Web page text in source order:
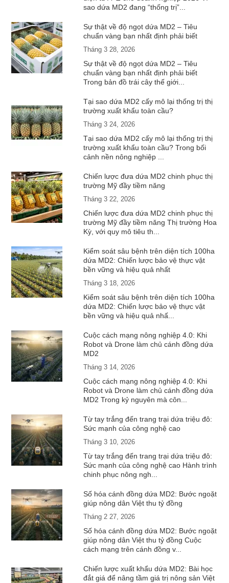
sao dứa MD2 đang “thống trị”...
Sự thật về độ ngọt dứa MD2 – Tiêu
chuẩn vàng bạn nhất định phải biết
Tháng 3 28, 2026
Sự thật về độ ngọt dứa MD2 – Tiêu
chuẩn vàng bạn nhất định phải biết
Trong bản đồ trái cây thế giới...
Tại sao dứa MD2 cấy mô lại thống trị thị
trường xuất khẩu toàn cầu?
Tháng 3 24, 2026
Tại sao dứa MD2 cấy mô lại thống trị thị
trường xuất khẩu toàn cầu? Trong bối
cảnh nền nông nghiệp ...
Chiến lược đưa dứa MD2 chinh phục thị
trường Mỹ đầy tiềm năng
Tháng 3 22, 2026
Chiến lược đưa dứa MD2 chinh phục thị
trường Mỹ đầy tiềm năng Thị trường Hoa
Kỳ, với quy mô tiêu th...
Kiểm soát sâu bệnh trên diện tích 100ha
dứa MD2: Chiến lược bảo vệ thực vật
bền vững và hiệu quả nhất
Tháng 3 18, 2026
Kiểm soát sâu bệnh trên diện tích 100ha
dứa MD2: Chiến lược bảo vệ thực vật
bền vững và hiệu quả nhấ...
Cuộc cách mạng nông nghiệp 4.0: Khi
Robot và Drone làm chủ cánh đồng dứa
MD2
Tháng 3 14, 2026
Cuộc cách mạng nông nghiệp 4.0: Khi
Robot và Drone làm chủ cánh đồng dứa
MD2 Trong kỷ nguyên mà côn...
Từ tay trắng đến trang trại dứa triệu đô:
Sức mạnh của công nghệ cao
Tháng 3 10, 2026
Từ tay trắng đến trang trại dứa triệu đô:
Sức mạnh của công nghệ cao Hành trình
chinh phục nông ngh...
Số hóa cánh đồng dứa MD2: Bước ngoặt
giúp nông dân Việt thu tỷ đồng
Tháng 2 27, 2026
Số hóa cánh đồng dứa MD2: Bước ngoặt
giúp nông dân Việt thu tỷ đồng Cuộc
cách mạng trên cánh đồng v...
Chiến lược xuất khẩu dứa MD2: Bài học
đắt giá để nâng tầm giá trị nông sản Việt